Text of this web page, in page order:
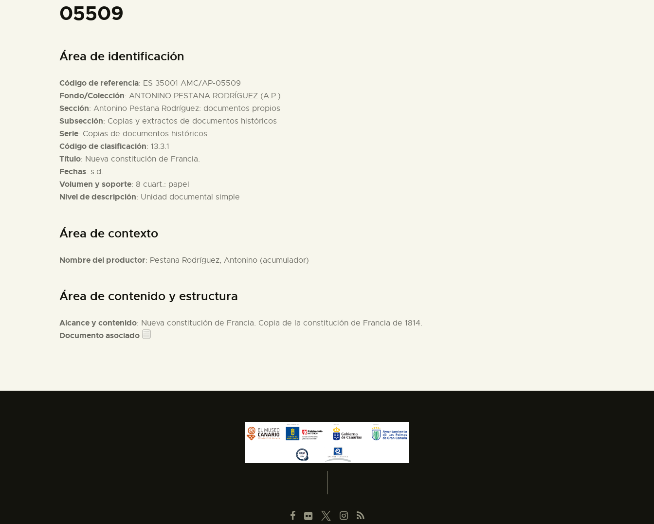
05509
Área de identificación
Código de referencia: ES 35001 AMC/AP-05509
Fondo/Colección: ANTONINO PESTANA RODRÍGUEZ (A.P.)
Sección: Antonino Pestana Rodríguez: documentos propios
Subsección: Copias y extractos de documentos históricos
Serie: Copias de documentos históricos
Código de clasificación: 13.3.1
Título: Nueva constitución de Francia.
Fechas: s.d.
Volumen y soporte: 8 cuart.: papel
Nivel de descripción: Unidad documental simple
Área de contexto
Nombre del productor: Pestana Rodríguez, Antonino (acumulador)
Área de contenido y estructura
Alcance y contenido: Nueva constitución de Francia. Copia de la constitución de Francia de 1814.
Documento asociado